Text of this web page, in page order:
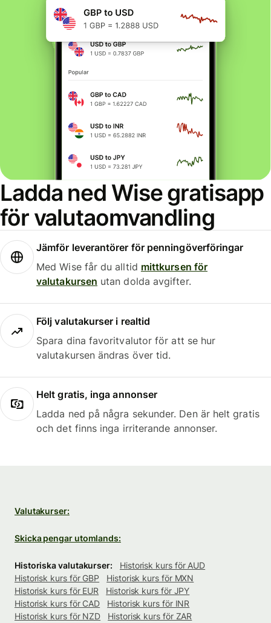
Ladda ned Wise gratisapp
för valutaomvandling
Jämför leverantörer för penningöverföringar
Med Wise får du alltid mittkursen för
valutakursen utan dolda avgifter.
Följ valutakurser i realtid
Spara dina favoritvalutor för att se hur
valutakursen ändras över tid.
Helt gratis, inga annonser
Ladda ned på några sekunder. Den är helt gratis
och det finns inga irriterande annonser.
Valutakurser:
Skicka pengar utomlands:
Historiska valutakurser:
Historisk kurs för AUD
Historisk kurs för GBP
Historisk kurs för MXN
Historisk kurs för EUR
Historisk kurs för JPY
Historisk kurs för CAD
Historisk kurs för INR
Historisk kurs för NZD
Historisk kurs för ZAR